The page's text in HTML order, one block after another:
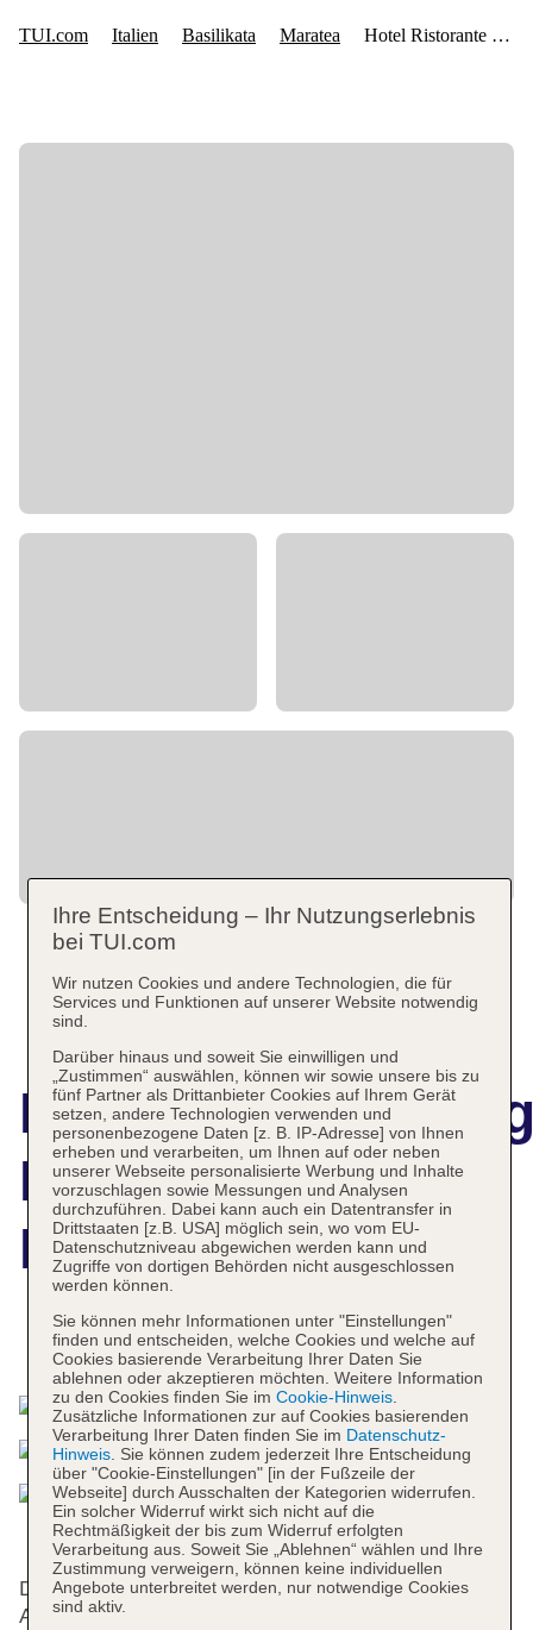
Hotel Ristorante
Borgo La Tana
Das bietet Ihre Unterkunft
Das Hotel bietet 44 Zimmer und verfügt über einen
Aufzug. Das freundliche Personal an der Rezeption
Ihre Entscheidung – Ihr Nutzungserlebnis
bei TUI.com
Wir nutzen Cookies und andere Technologien, die für
Services und Funktionen auf unserer Website notwendig
sind.
Darüber hinaus und soweit Sie einwilligen und
„Zustimmen“ auswählen, können wir sowie unsere bis zu
fünf Partner als Drittanbieter Cookies auf Ihrem Gerät
setzen, andere Technologien verwenden und
personenbezogene Daten [z. B. IP-Adresse] von Ihnen
erheben und verarbeiten, um Ihnen auf oder neben
unserer Webseite personalisierte Werbung und Inhalte
vorzuschlagen sowie Messungen und Analysen
durchzuführen. Dabei kann auch ein Datentransfer in
Drittstaaten [z.B. USA] möglich sein, wo vom EU-
Datenschutzniveau abgewichen werden kann und
Zugriffe von dortigen Behörden nicht ausgeschlossen
werden können.
Sie können mehr Informationen unter "Einstellungen"
finden und entscheiden, welche Cookies und welche auf
Cookies basierende Verarbeitung Ihrer Daten Sie
ablehnen oder akzeptieren möchten. Weitere Information
zu den Cookies finden Sie im Cookie-Hinweis.
Zusätzliche Informationen zur auf Cookies basierenden
Verarbeitung Ihrer Daten finden Sie im Datenschutz-
Hinweis. Sie können zudem jederzeit Ihre Entscheidung
über "Cookie-Einstellungen" [in der Fußzeile der
Webseite] durch Ausschalten der Kategorien widerrufen.
Ein solcher Widerruf wirkt sich nicht auf die
Rechtmäßigkeit der bis zum Widerruf erfolgten
Verarbeitung aus. Soweit Sie „Ablehnen“ wählen und Ihre
Zustimmung verweigern, können keine individuellen
Angebote unterbreitet werden, nur notwendige Cookies
sind aktiv.